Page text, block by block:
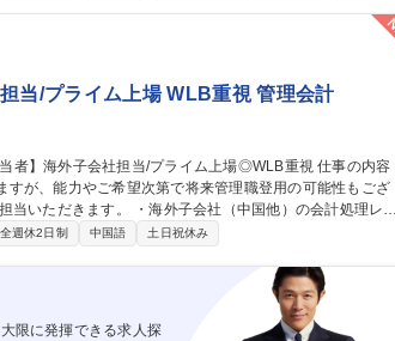
減の方策立案、実行管理■現地法人の取締役業務(状況によ
】グローバル強化中/海外で活躍◎
当/プライム上場 WLB重視 管理会計
が、能力やご希望次第で将来管理職登用の可能性もござ
・交渉 等 募集職種 東京/西新宿【経理/担
週休2日制 中国語 土日祝休み
限に発揮できる求人探